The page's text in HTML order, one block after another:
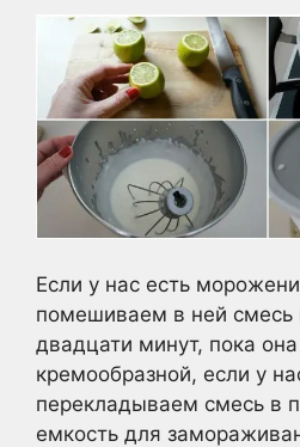
Если у нас есть
помешиваем в ней смесь
двадцати минут, пока
кремообразной, если у
перекладываем смесь в
емкость для